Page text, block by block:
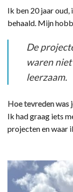
Ik ben 20 jaar oud,
behaald. Mijn
De
waren
leerzaam.
Hoe tevreden was
Ik had graag iets
projecten en waar